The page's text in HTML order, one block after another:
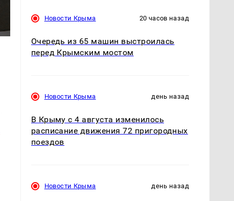
Новости Крыма 20 часов назад
Очередь из 65 машин выстроилась
перед Крымским мостом
Новости Крыма день назад
В Крыму с 4 августа изменилось
расписание движения 72 пригородных
поездов
Новости Крыма день назад